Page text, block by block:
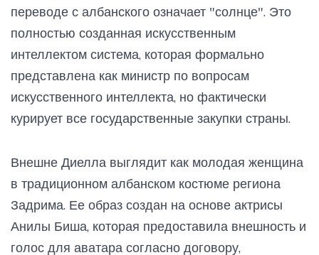
переводе с албанского означает "солнце". Это
полностью созданная искусственным
интеллектом система, которая формально
представлена как министр по вопросам
искусственного интеллекта, но фактически
курирует все государственные закупки страны.
Внешне Диелла выглядит как молодая женщина
в традиционном албанском костюме региона
Задрима. Ее образ создан на основе актрисы
Анилы Биша, которая предоставила внешность и
голос для аватара согласно договору,